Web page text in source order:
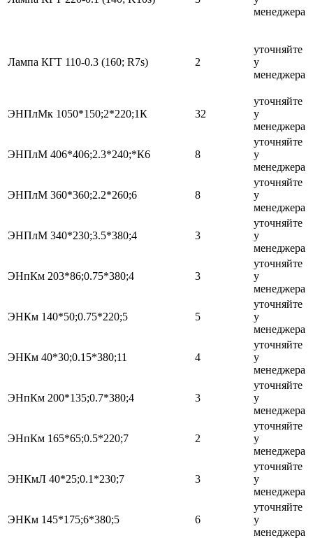
менеджера
Лампа КГТ 110-0.3 (160; R7s) 2
уточняйте
у
менеджера
ЭНПлМк 1050*150;2*220;1К 32
уточняйте
у
менеджера
ЭНПлМ 406*406;2.3*240;*К6 8
уточняйте
у
менеджера
ЭНПлМ 360*360;2.2*260;6 8
уточняйте
у
менеджера
ЭНПлМ 340*230;3.5*380;4 3
уточняйте
у
менеджера
ЭНпКм 203*86;0.75*380;4 3
уточняйте
у
менеджера
ЭНКм 140*50;0.75*220;5 5
уточняйте
у
менеджера
ЭНКм 40*30;0.15*380;11 4
уточняйте
у
менеджера
ЭНпКм 200*135;0.7*380;4 3
уточняйте
у
менеджера
ЭНпКм 165*65;0.5*220;7 2
уточняйте
у
менеджера
ЭНКмЛ 40*25;0.1*230;7 3
уточняйте
у
менеджера
ЭНКм 145*175;6*380;5 6
уточняйте
у
менеджера